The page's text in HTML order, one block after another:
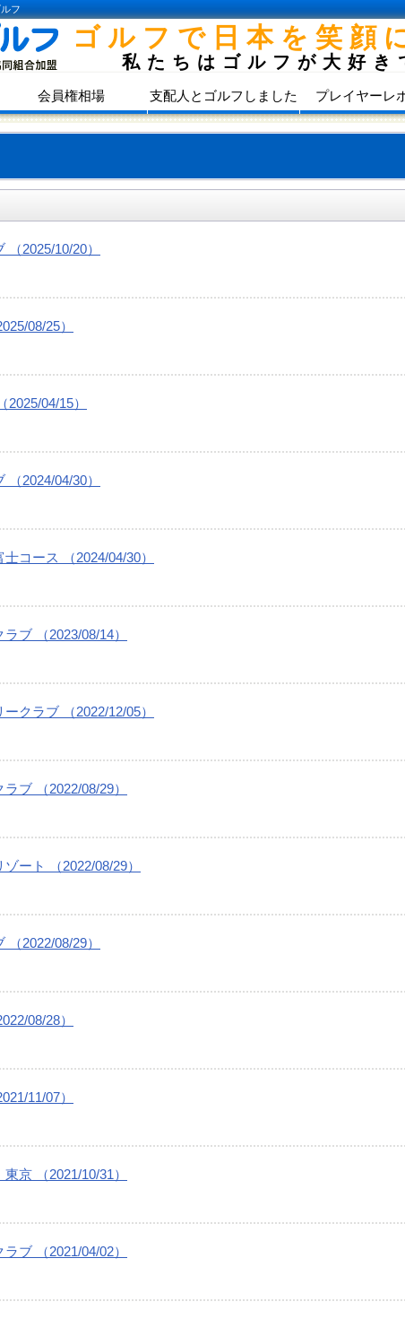
フ
ゴルフで日本を笑顔
私たちはゴルフが大好き
会員権相場 支配人とゴルフしました プレイヤーレ
2025/10/20）
08/25）
04/15）
2024/04/30）
コース （2024/04/30）
ブ （2023/08/14）
クラブ （2022/12/05）
ブ （2022/08/29）
ート （2022/08/29）
2022/08/29）
08/28）
11/07）
（2021/10/31）
ブ （2021/04/02）